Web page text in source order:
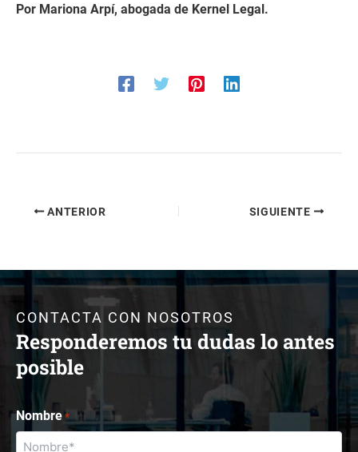
Por Mariona Arpí, abogada de Kernel Legal.
ANTERIOR SIGUIENTE
CONTACTA CON NOSOTROS
Responderemos tu dudas lo antes
posible
Nombre *